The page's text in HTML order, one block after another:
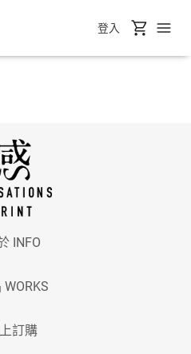
登入
INFO
WORKS
訂購